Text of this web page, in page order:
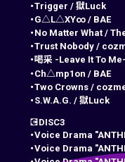
・Trigger / 獄Luck
・G△L△XY∞ / BAE
・No Matter What/
・Trust Nobody/
・喝采 -Leave It To
・Ch△mp1on/ BAE
・Two Crowns/
・S.W.A.G. / 獄Luck
💽DISC3
・Voice Drama
・Voice Drama